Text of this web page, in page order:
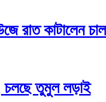
রাত কাটালেন
চলছে তুমুল লড়াই